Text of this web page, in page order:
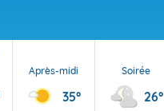
Après-midi
35°
Soirée
26°